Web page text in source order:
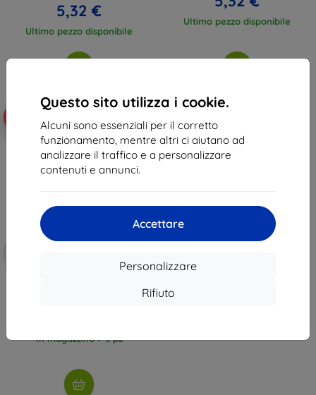
Questo sito utilizza i cookie.
Alcuni sono essenziali per il corretto
funzionamento, mentre altri ci aiutano ad
analizzare il traffico e a personalizzare
contenuti e annunci.
Accettare
Personalizzare
Rifiuto
5,32 €
Ultimo pezzo disponibile
Ultimo pezzo disponibile
In magazzino > 5 pz